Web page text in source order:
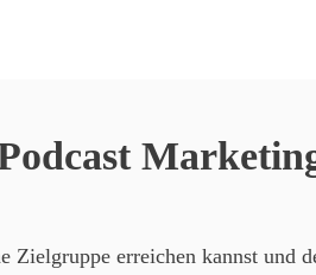
Zielgruppe erreichen kannst und